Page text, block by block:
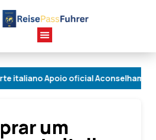
Apoio oficial Aconselhamento
um